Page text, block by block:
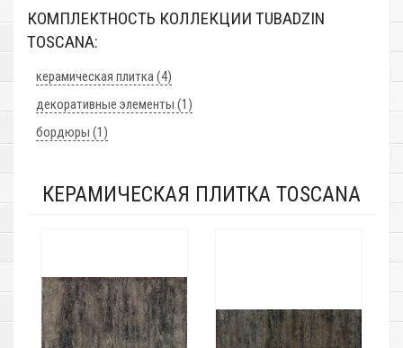
КОМПЛЕКТНОСТЬ КОЛЛЕКЦИИ TUBADZIN
TOSCANA:
керамическая плитка (4)
декоративные элементы (1)
бордюры (1)
КЕРАМИЧЕСКАЯ ПЛИТКА TOSCANA